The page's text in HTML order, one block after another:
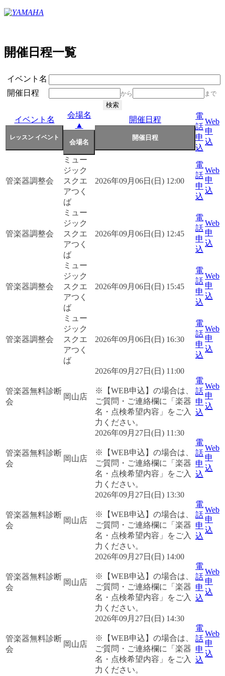
開催日程一覧
イベント名
開催日程
から まで
イベント名
会場名
▲
開催日程
電
話
申
込
Web
申
込
管楽器調整会
ミュー
ジック
スクエ
アつく
ば
2026年09月06日(日) 12:00
電
話
申
込
Web
申
込
管楽器調整会
ミュー
ジック
スクエ
アつく
ば
2026年09月06日(日) 12:45
電
話
申
込
Web
申
込
管楽器調整会
ミュー
ジック
スクエ
アつく
ば
2026年09月06日(日) 15:45
電
話
申
込
Web
申
込
管楽器調整会
ミュー
ジック
スクエ
アつく
ば
2026年09月06日(日) 16:30
電
話
申
込
Web
申
込
管楽器無料診断
会
岡山店
2026年09月27日(日) 11:00
※【WEB申込】の場合は、
ご質問・ご連絡欄に「楽器
名・点検希望内容」をご入
力ください。
電
話
申
込
Web
申
込
管楽器無料診断
会
岡山店
2026年09月27日(日) 11:30
※【WEB申込】の場合は、
ご質問・ご連絡欄に「楽器
名・点検希望内容」をご入
力ください。
電
話
申
込
Web
申
込
管楽器無料診断
会
岡山店
2026年09月27日(日) 13:30
※【WEB申込】の場合は、
ご質問・ご連絡欄に「楽器
名・点検希望内容」をご入
力ください。
電
話
申
込
Web
申
込
管楽器無料診断
会
岡山店
2026年09月27日(日) 14:00
※【WEB申込】の場合は、
ご質問・ご連絡欄に「楽器
名・点検希望内容」をご入
力ください。
電
話
申
込
Web
申
込
管楽器無料診断
会
岡山店
2026年09月27日(日) 14:30
※【WEB申込】の場合は、
ご質問・ご連絡欄に「楽器
名・点検希望内容」をご入
力ください。
電
話
申
込
Web
申
込